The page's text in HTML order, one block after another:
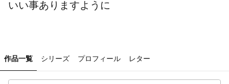
いい事ありますように
作品一覧 シリーズ プロフィール レター